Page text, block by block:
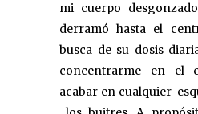
mi cuerpo
derramó hasta el
busca de su dosis
concentrarme en el
acabar en cualquier